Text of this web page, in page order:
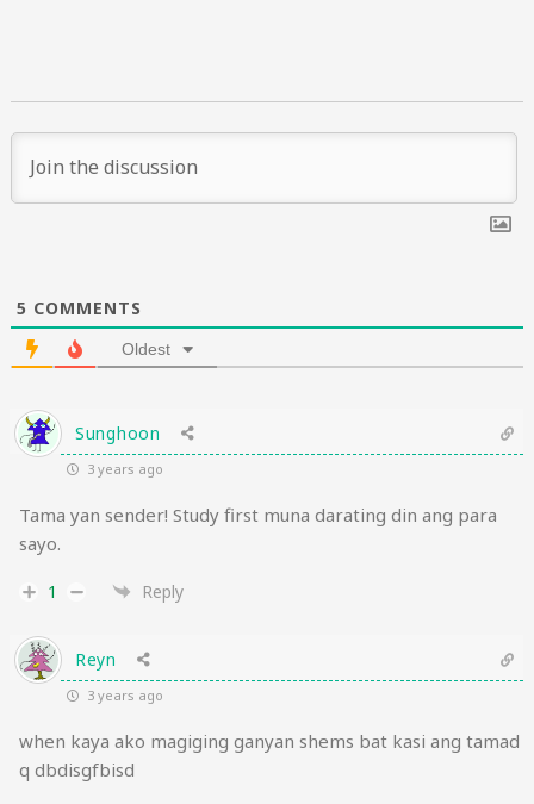
5 COMMENTS
Oldest
Sunghoon
3 years ago
Tama yan sender! Study first muna darating din ang para
sayo.
1 Reply
Reyn
3 years ago
when kaya ako magiging ganyan shems bat kasi ang tamad
q dbdisgfbisd